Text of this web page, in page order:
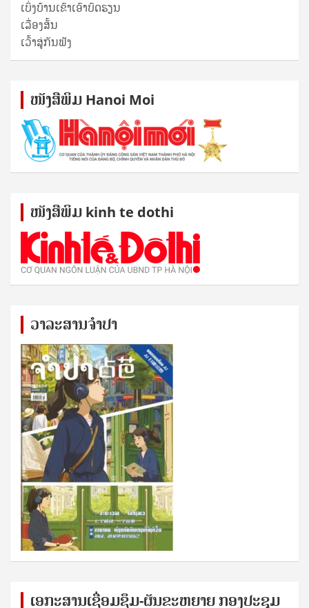
ເບິ່ງບ້ານເຂົາເອົາບົດຮຽນ
ເລື່ອງສັ້ນ
ເວົ້າສູ່ກັນຟັງ
ໜັງ​ສື​ພິມ Hanoi Moi
ໜັງ​ສື​ພິມ kinh te dothi
ວາລະສານຈຳປາ
ເອກ​ະ​ສານ​ເຊ​ື່ອມ​ຊ​ຶມ-ຜັນ​ຂະ​ຫ​ຍາຍ ກອງ​ປະ​ຊຸມ​